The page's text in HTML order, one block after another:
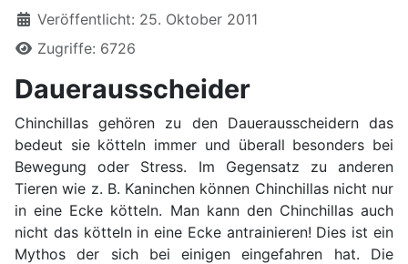
Veröffentlicht: 25. Oktober 2011
Zugriffe: 6726
Dauerausscheider
Chinchillas gehören zu den Dauerausscheidern das
bedeut sie kötteln immer und überall besonders bei
Bewegung oder Stress. Im Gegensatz zu anderen
Tieren wie z. B. Kaninchen können Chinchillas nicht nur
in eine Ecke kötteln. Man kann den Chinchillas auch
nicht das kötteln in eine Ecke antrainieren! Dies ist ein
Mythos der sich bei einigen eingefahren hat. Die